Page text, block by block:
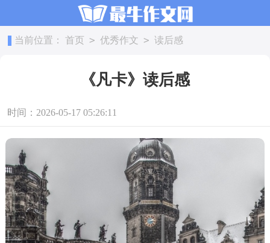
当前位置： 首页 > 优秀作文 > 读后感
《凡卡》读后感
时间：2026-05-17 05:26:11